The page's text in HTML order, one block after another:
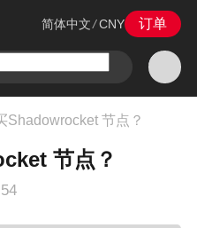
简体中文 /CNY 订单
Shadowrocket 节点？
节点？